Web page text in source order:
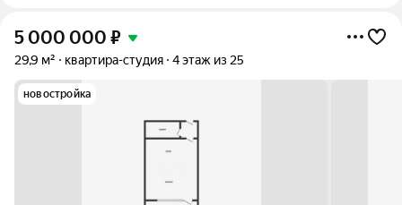
5 000 000 ₽
29,9 м² квартира-студия 4 этаж из 25
новостройка